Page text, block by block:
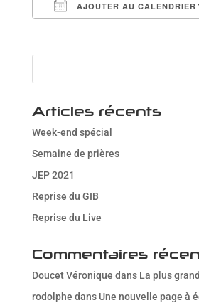
AJOUTER AU CALENDRIER
Articles récents
Week-end spécial
Semaine de prières
JEP 2021
Reprise du GIB
Reprise du Live
Commentaires
Doucet Véronique dans La plus
rodolphe dans Une nouvelle page à